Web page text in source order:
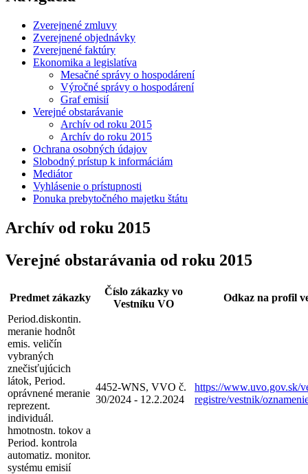
Zverejnené zmluvy
Zverejnené objednávky
Zverejnené faktúry
Ekonomika a legislatíva
Mesačné správy o hospodárení
Výročné správy o hospodárení
Graf emisií
Verejné obstarávanie
Archív od roku 2015
Archív do roku 2015
Ochrana osobných údajov
Slobodný prístup k informáciám
Mediátor
Vyhlásenie o prístupnosti
Ponuka prebytočného majetku štátu
Archív od roku 2015
Verejné obstarávania od roku 2015
Predmet zákazky
Číslo zákazky vo
Vestníku VO
Odkaz na profil
Period.diskontin.
meranie hodnôt
emis. veličín
vybraných
znečisťujúcich
látok, Period.
oprávnené meranie
reprezent.
individuál.
hmotnostn. tokov a
Period. kontrola
automatiz. monitor.
systému emisií
4452-WNS, VVO č.
30/2024 - 12.2.2024
https://www.uvo.gov.sk/
registre/vestnik/